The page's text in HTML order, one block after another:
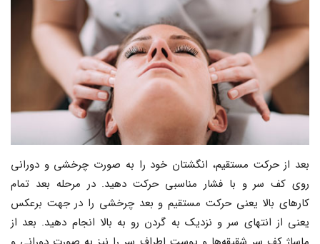
بعد از حرکت مستقیم، انگشتان خود را به صورت چرخشی و دورانی
روی کف سر و با فشار مناسبی حرکت دهید. در مرحله بعد تمام
کارهای بالا یعنی حرکت مستقیم و بعد چرخشی را در جهت برعکس
یعنی از انتهای سر و نزدیک به گردن رو به بالا انجام دهید. بعد از